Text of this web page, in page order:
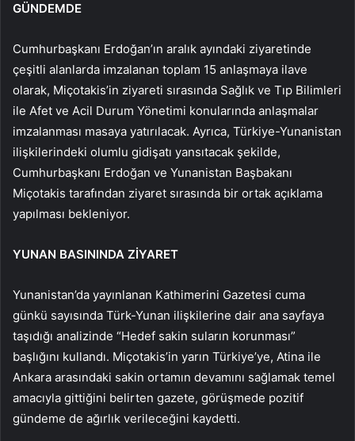
GÜNDEMDE
Cumhurbaşkanı Erdoğan’ın aralık ayındaki ziyaretinde
çeşitli alanlarda imzalanan toplam 15 anlaşmaya ilave
olarak, Miçotakis’in ziyareti sırasında Sağlık ve Tıp Bilimleri
ile Afet ve Acil Durum Yönetimi konularında anlaşmalar
imzalanması masaya yatırılacak. Ayrıca, Türkiye-Yunanistan
ilişkilerindeki olumlu gidişatı yansıtacak şekilde,
Cumhurbaşkanı Erdoğan ve Yunanistan Başbakanı
Miçotakis tarafından ziyaret sırasında bir ortak açıklama
yapılması bekleniyor.
YUNAN BASININDA ZİYARET
Yunanistan’da yayınlanan Kathimerini Gazetesi cuma
günkü sayısında Türk-Yunan ilişkilerine dair ana sayfaya
taşıdığı analizinde “Hedef sakin suların korunması”
başlığını kullandı. Miçotakis’in yarın Türkiye’ye, Atina ile
Ankara arasındaki sakin ortamın devamını sağlamak temel
amacıyla gittiğini belirten gazete, görüşmede pozitif
gündeme de ağırlık verileceğini kaydetti.